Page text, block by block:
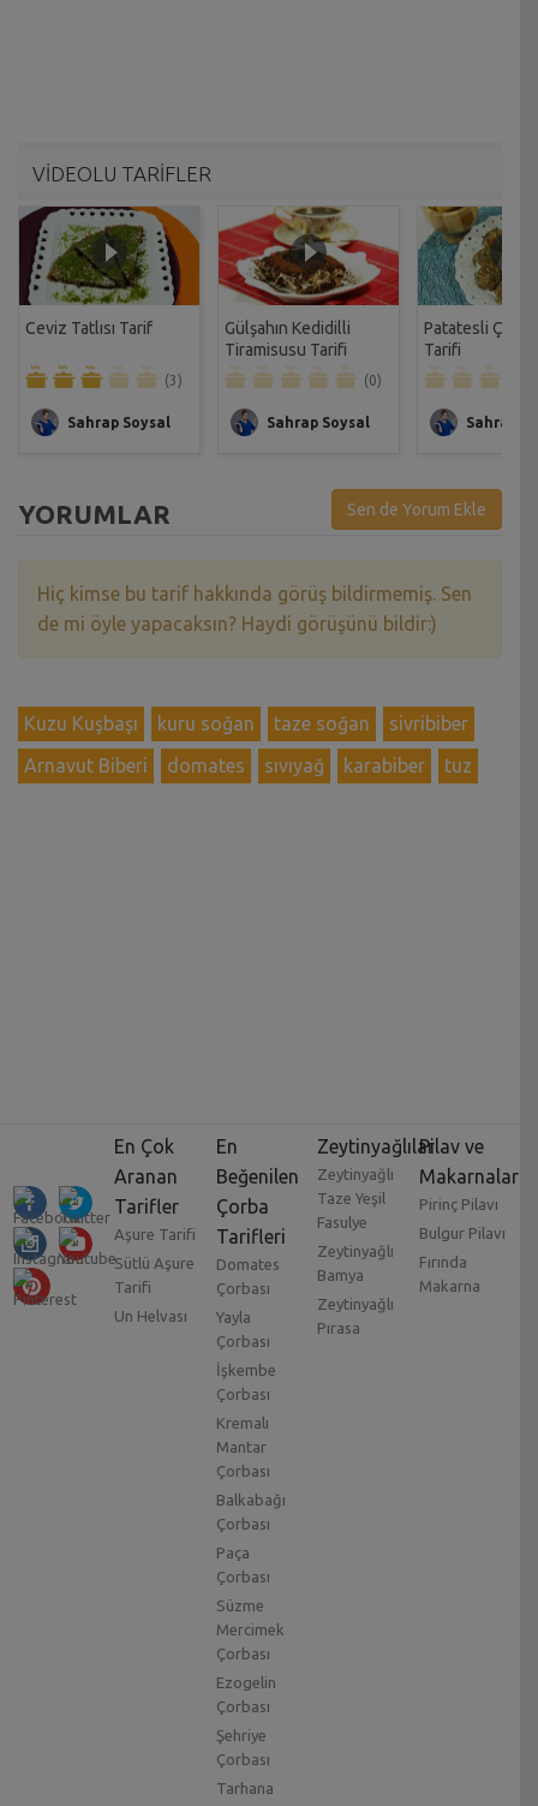
VİDEOLU TARİFLER
Ceviz Tatlısı Tarif
(3)
Sahrap Soysal
Gülşahın Kedidilli
Tiramisusu Tarifi
(0)
Sahrap Soysal
Patatesli Çıtır
Tarifi
Sahrap
YORUMLAR Sen de Yorum Ekle
Hiç kimse bu tarif hakkında görüş bildirmemiş. Sen
de mi öyle yapacaksın? Haydi görüşünü bildir:)
Kuzu Kuşbaşı kuru soğan taze soğan
sivribiber
Arnavut Biberi
domates sıvıyağ karabiber tuz
En Çok
Aranan
Tarifler
Aşure Tarifi
Sütlü Aşure
Tarifi
Un Helvası
En
Beğenilen
Çorba
Tarifleri
Domates
Çorbası
Yayla
Çorbası
İşkembe
Çorbası
Kremalı
Mantar
Çorbası
Balkabağı
Çorbası
Paça
Çorbası
Süzme
Mercimek
Çorbası
Ezogelin
Çorbası
Şehriye
Çorbası
Tarhana
Zeytinyağlılar
Zeytinyağlı
Taze Yeşil
Fasulye
Zeytinyağlı
Bamya
Zeytinyağlı
Pırasa
Pilav ve
Makarnalar
Pirinç Pilavı
Bulgur Pilavı
Fırında
Makarna